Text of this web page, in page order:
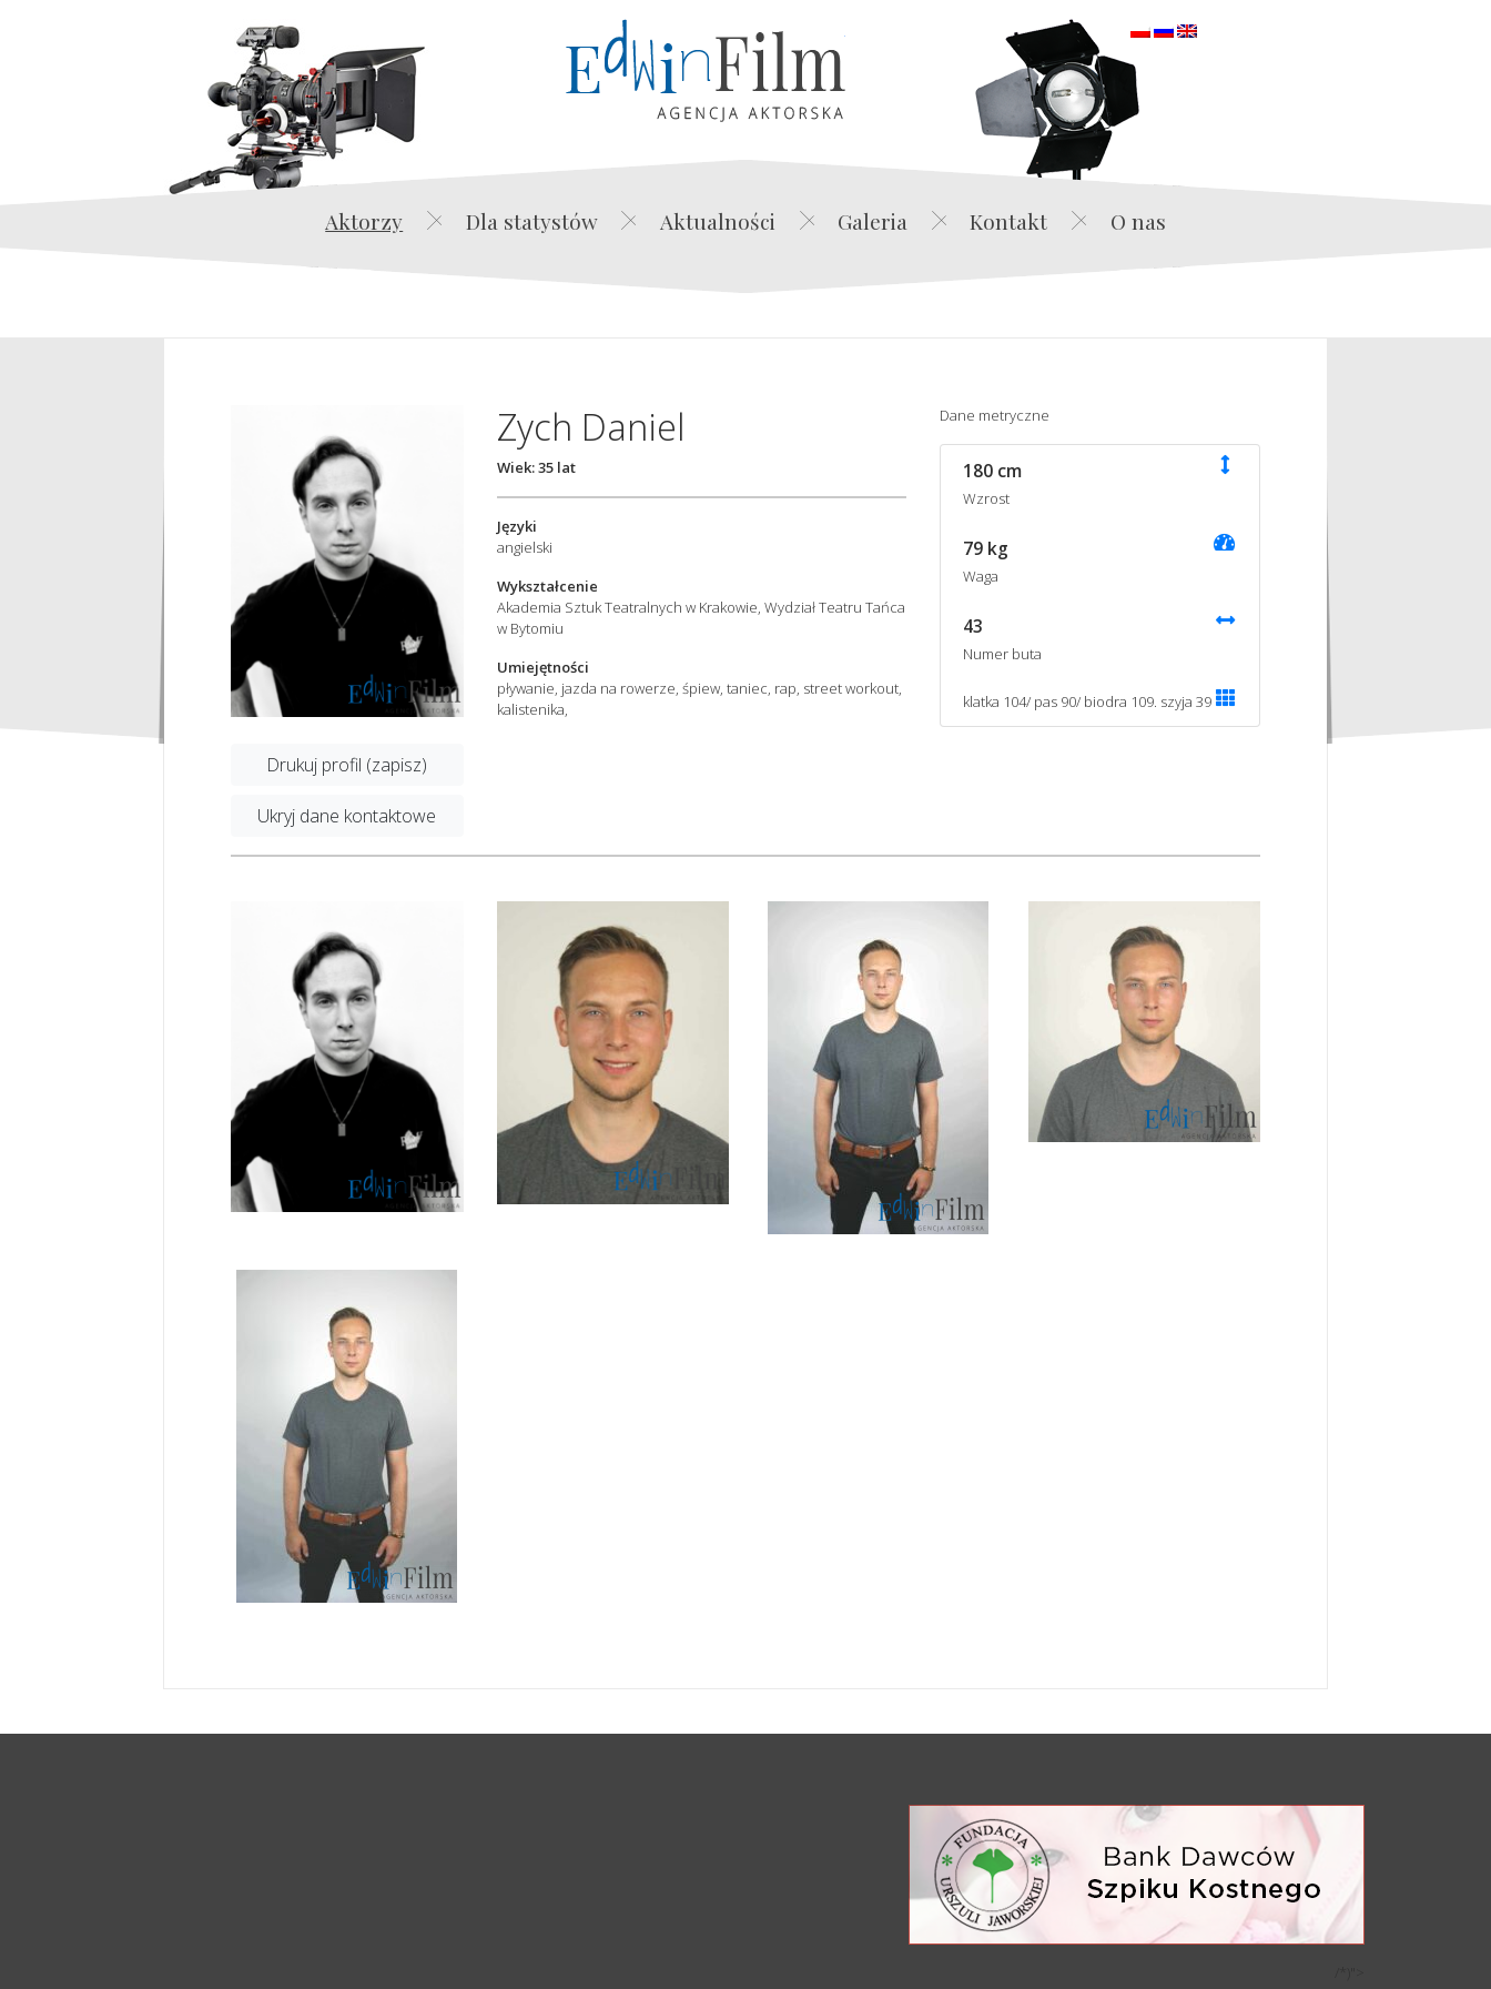
Edwin Film Agencja Aktorska
Aktorzy Dla statystów Aktualności Galeria Kontakt O nas
Drukuj profil (zapisz)
Ukryj dane kontaktowe
Zych Daniel
Wiek: 35 lat
Języki
angielski
Wykształcenie
Akademia Sztuk Teatralnych w Krakowie, Wydział Teatru Tańca
w Bytomiu
Umiejętności
pływanie, jazda na rowerze, śpiew, taniec, rap, street workout,
kalistenika,
Dane metryczne
180 cm
Wzrost
79 kg
Waga
43
Numer buta
klatka 104/ pas 90/ biodra 109. szyja 39